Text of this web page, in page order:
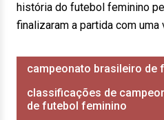
história do futebol feminino
finalizaram a partida com uma
campeonato brasileiro de
classificações de
de futebol feminino